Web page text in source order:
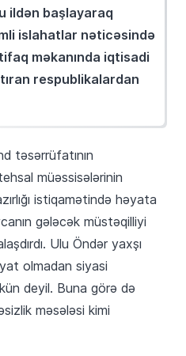
ildən başlayaraq
islahatlar nəticəsində
məkanında iqtisadi
respublikalardan
təsərrüfatının
müəssisələrinin
istiqamətində həyata
gələcək müstəqilliyi
Ulu Öndər yaxşı
olmadan siyasi
deyil. Buna görə də
məsələsi kimi